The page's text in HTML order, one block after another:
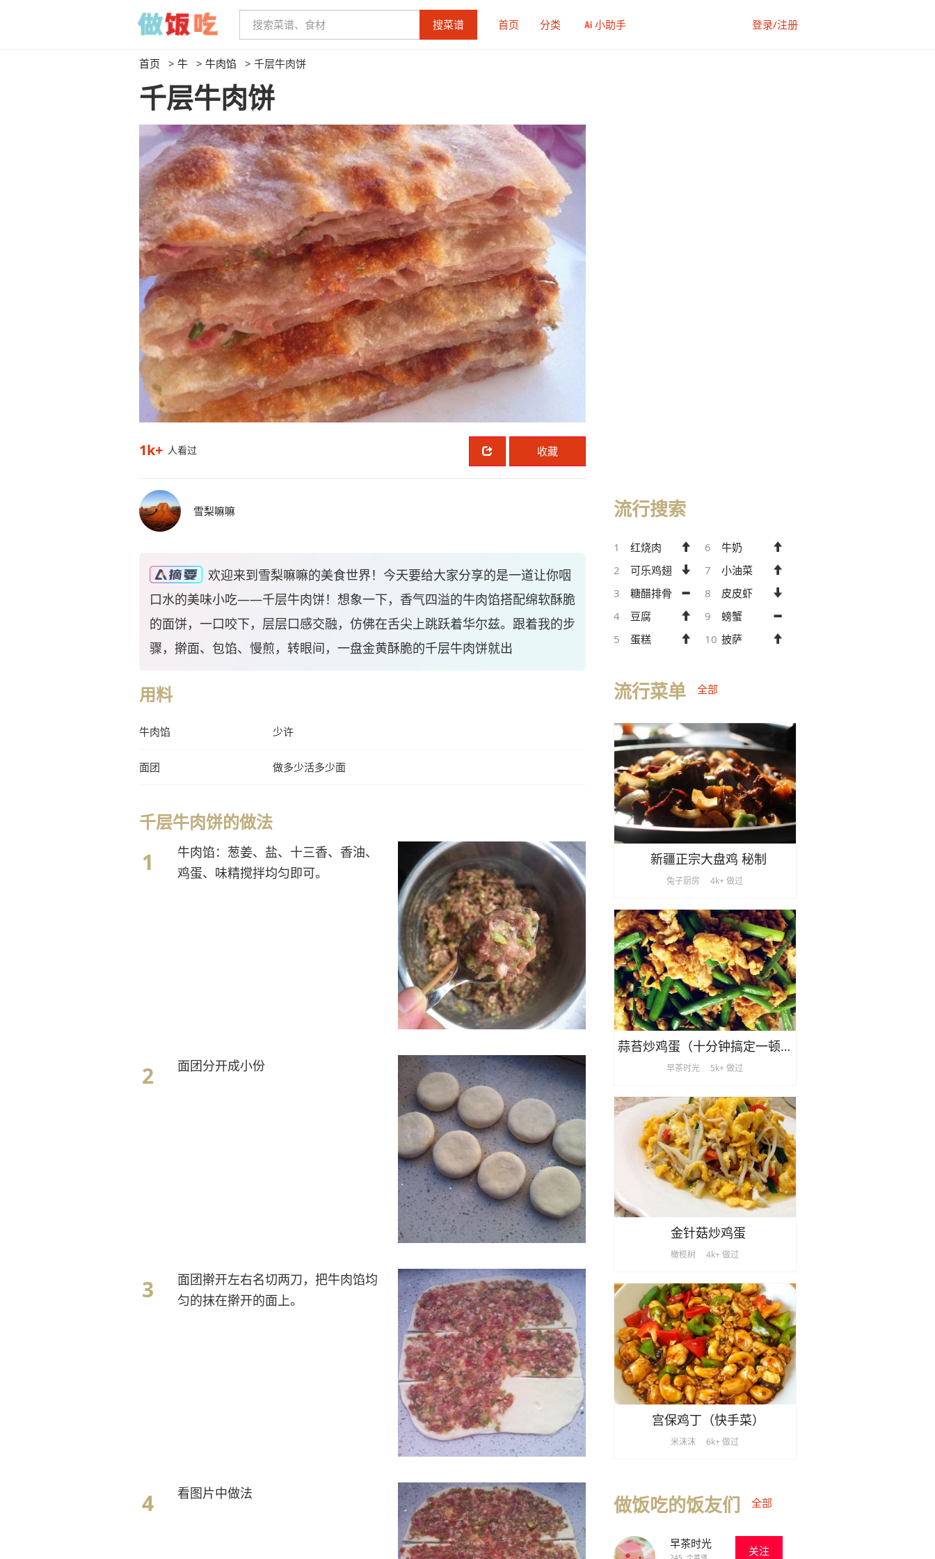
搜菜谱 首页 分类 小助手 登录/注册
首页 > 牛> 牛肉馅 > 千层牛肉饼
千层牛肉饼
1k+ 人看过 收藏
雪梨嘛嘛
欢迎来到雪梨嘛嘛的美食世界！今天要给大家分享的是一道让你咽
口水的美味小吃——千层牛肉饼！想象一下，香气四溢的牛肉馅搭配绵软酥脆
的面饼，一口咬下，层层口感交融，仿佛在舌尖上跳跃着华尔兹。跟着我的步
骤，擀面、包馅、慢煎，转眼间，一盘金黄酥脆的千层牛肉饼就出
用料
牛肉馅 少许
面团 做多少活多少面
千层牛肉饼的做法
牛肉馅：葱姜、盐、十三香、香油、
鸡蛋、味精搅拌均匀即可。
面团分开成小份
面团擀开左右名切两刀，把牛肉馅均
匀的抹在擀开的面上。
看图片中做法
流行搜索
1
红烧肉
2
可乐鸡翅
3
糖醋排骨
4
豆腐
5
蛋糕
6
牛奶
7
小油菜
8
皮皮虾
9
螃蟹
10 披萨
流行菜单 全部
新疆正宗大盘鸡 秘制
兔子厨房 4k+ 做过
蒜苔炒鸡蛋（十分钟搞定一顿饭）
早茶时光 5k+ 做过
金针菇炒鸡蛋
橄榄树 4k+ 做过
宫保鸡丁（快手菜）
米沫沫 6k+ 做过
做饭吃的饭友们 全部
早茶时光
关注